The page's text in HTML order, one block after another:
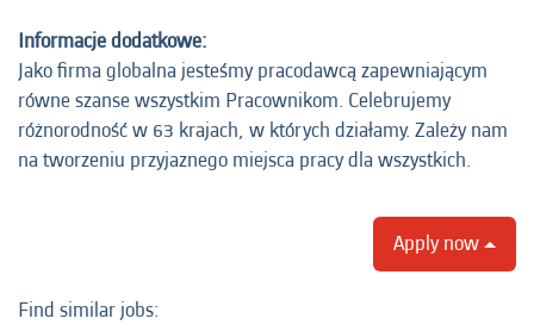
Informacje dodatkowe:
Jako firma globalna jesteśmy pracodawcą zapewniającym
równe szanse wszystkim Pracownikom. Celebrujemy
różnorodność w 63 krajach, w których działamy. Zależy nam
na tworzeniu przyjaznego miejsca pracy dla wszystkich.
Apply now
Find similar jobs: